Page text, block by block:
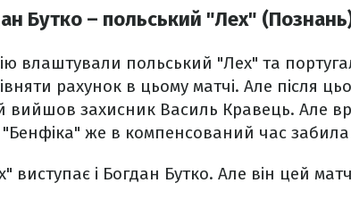
Бутко – польський "Лех"
влаштували польський "Лех" та
рахунок в цьому матчі. Але після
вийшов захисник Василь Кравець. Але
"Бенфіка" же в компенсований час забила
виступає і Богдан Бутко. Але він цей